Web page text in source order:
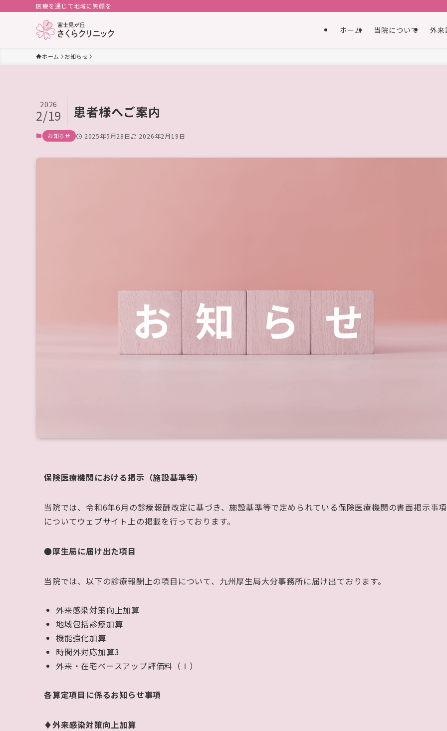
医療を通じて地域に笑顔を
ホーム 当院について 外来
ホーム お知らせ
患者様へご案内
2026
2/19
お知らせ 2025年5月28日 2026年2月19日
保険医療機関における掲示（施設基準等）
当院では、令和6年6月の診療報酬改定に基づき、施設基準等で定められている保険医療機関の書面掲示事項
についてウェブサイト上の掲載を行っております。
●厚生局に届け出た項目
当院では、以下の診療報酬上の項目について、九州厚生局大分事務所に届け出ております。
外来感染対策向上加算
地域包括診療加算
機能強化加算
時間外対応加算3
外来・在宅ベースアップ評価料（ Ⅰ ）
各算定項目に係るお知らせ事項
♦外来感染対策向上加算